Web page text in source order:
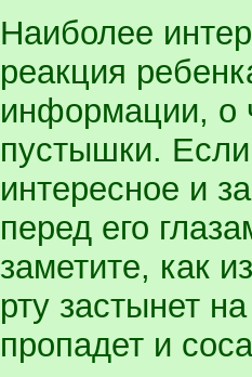
Наиболее
реакция
информации, о
пустышки. Если
интересное и
перед его
заметите, как
рту застынет
пропадет и